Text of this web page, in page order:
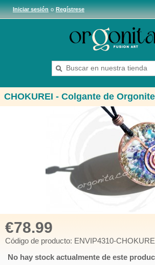
Iniciar sesiónoRegístrese
CHOKUREI - Colgante de
€78.99
Código de producto: ENVIP4310-
No hay stock actualmente de este